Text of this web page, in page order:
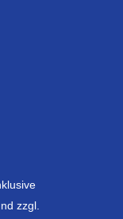
zzgl.